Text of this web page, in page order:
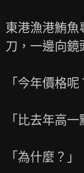
東港漁港鮪魚
刀，一邊向鏡
「今年價格呢
「比去年高一
「為什麼？」